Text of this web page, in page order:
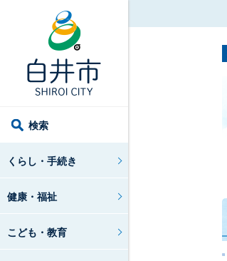
検索
くらし・手続き
健康・福祉
こども・教育